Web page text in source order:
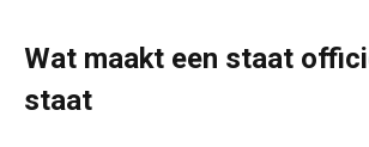
Wat maakt een staat
staat